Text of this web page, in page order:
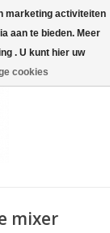
mixer
marketing activiteiten
aan te bieden. Meer
. U kunt hier uw
cookies